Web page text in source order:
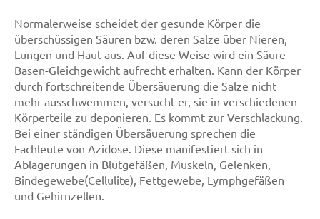
Normalerweise scheidet der gesunde Körper die
überschüssigen Säuren bzw. deren Salze über Nieren,
Lungen und Haut aus. Auf diese Weise wird ein Säure-
Basen-Gleichgewicht aufrecht erhalten. Kann der Körper
durch fortschreitende Übersäuerung die Salze nicht
mehr ausschwemmen, versucht er, sie in verschiedenen
Körperteile zu deponieren. Es kommt zur Verschlackung.
Bei einer ständigen Übersäuerung sprechen die
Fachleute von Azidose. Diese manifestiert sich in
Ablagerungen in Blutgefäßen, Muskeln, Gelenken,
Bindegewebe(Cellulite), Fettgewebe, Lymphgefäßen
und Gehirnzellen.